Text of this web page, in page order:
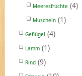
Meeresfrüchte (4)
Muscheln (1)
Geflügel (4)
Lamm (1)
Rind (9)